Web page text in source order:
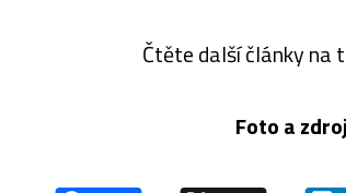
Čtěte další články na
Foto a